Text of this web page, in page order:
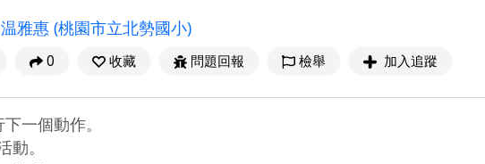
温雅惠 (桃園市立北勢國小)
0 收藏 問題回報 檢舉 加入追蹤